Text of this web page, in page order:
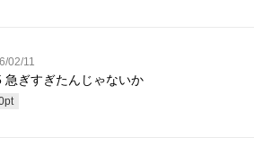
02/11
急ぎすぎたんじゃないか
pt